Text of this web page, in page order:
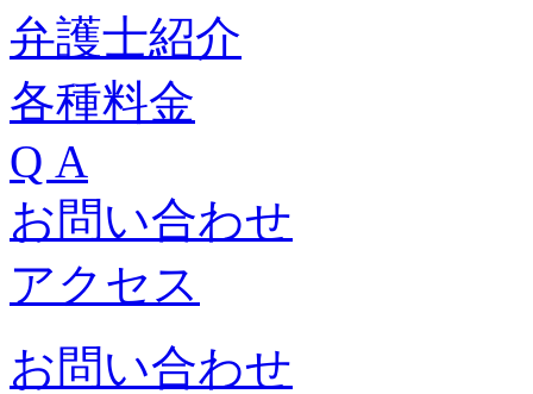
弁護士紹介
各種料金
Q A
お問い合わせ
アクセス
お問い合わせ